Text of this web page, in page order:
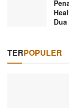
TERPOPULER